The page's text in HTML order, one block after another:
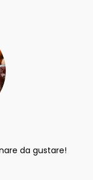
da gustare!